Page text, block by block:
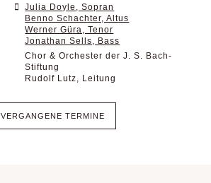
Julia Doyle, Sopran
Benno Schachter, Altus
Werner Güra, Tenor
Jonathan Sells, Bass
Chor & Orchester der J. S. Bach-
Stiftung
Rudolf Lutz, Leitung
VERGANGENE TERMINE